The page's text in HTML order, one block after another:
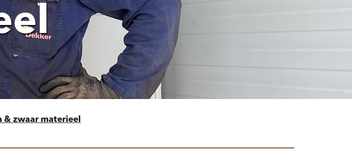
zwaar materieel